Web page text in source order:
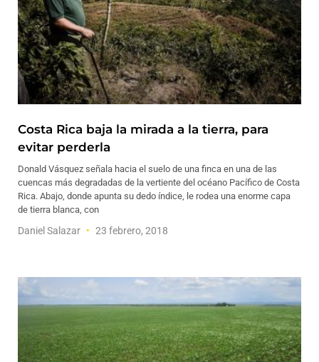
Costa Rica baja la mirada a la tierra, para
evitar perderla
Donald Vásquez señala hacia el suelo de una finca en una de las
cuencas más degradadas de la vertiente del océano Pacífico de Costa
Rica. Abajo, donde apunta su dedo índice, le rodea una enorme capa
de tierra blanca, con
Daniel Salazar 23 febrero, 2018